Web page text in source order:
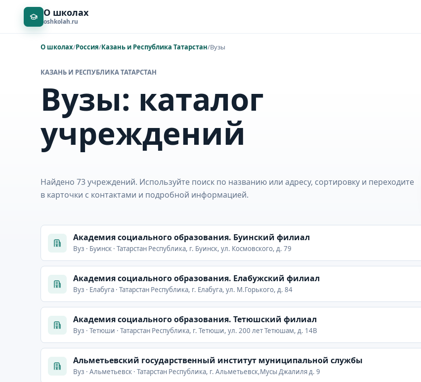
О школах
oshkolah.ru
О школах/Россия/Казань и Республика Татарстан/Вузы
КАЗАНЬ И РЕСПУБЛИКА ТАТАРСТАН
Вузы: каталог
учреждений
Найдено 73 учреждений. Используйте поиск по названию или адресу, сортировку и переходите
в карточки с контактами и подробной информацией.
Академия социального образования. Буинский филиал
Вуз · Буинск · Татарстан Республика, г. Буинск, ул. Космовского, д. 79
Академия социального образования. Елабужский филиал
Вуз · Елабуга · Татарстан Республика, г. Елабуга, ул. М.Горького, д. 84
Академия социального образования. Тетюшский филиал
Вуз · Тетюши · Татарстан Республика, г. Тетюши, ул. 200 лет Тетюшам, д. 14В
Альметьевский государственный институт муниципальной службы
Вуз · Альметьевск · Татарстан Республика, г. Альметьевск,Мусы Джалиля д. 9